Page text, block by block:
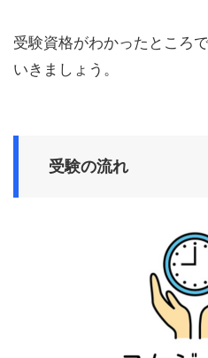
受験資格がわかったところ
いきましょう。
受験の流れ